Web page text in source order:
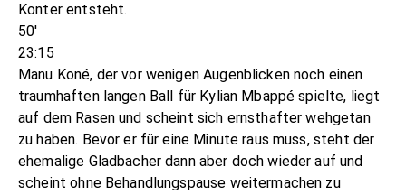
Konter entsteht.
50'
23:15
Manu Koné, der vor wenigen Augenblicken noch einen
traumhaften langen Ball für Kylian Mbappé spielte, liegt
auf dem Rasen und scheint sich ernsthafter wehgetan
zu haben. Bevor er für eine Minute raus muss, steht der
ehemalige Gladbacher dann aber doch wieder auf und
scheint ohne Behandlungspause weitermachen zu